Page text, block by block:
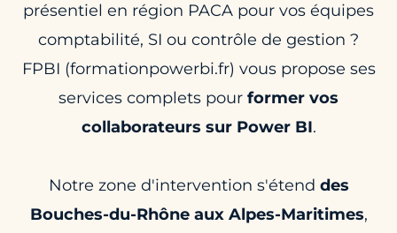
présentiel en région PACA pour vos équipes
comptabilité, SI ou contrôle de gestion ?
FPBI (formationpowerbi.fr) vous propose ses
services complets pour former vos
collaborateurs sur Power BI.
Notre zone d'intervention s'étend des
Bouches-du-Rhône aux Alpes-Maritimes,